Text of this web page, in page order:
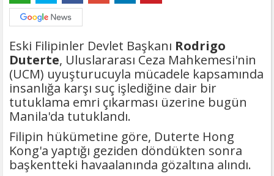
Eski Filipinler Devlet Başkanı Rodrigo
Duterte, Uluslararası Ceza Mahkemesi'nin
(UCM) uyuşturucuyla mücadele kapsamında
insanlığa karşı suç işlediğine dair bir
tutuklama emri çıkarması üzerine bugün
Manila'da tutuklandı.
Filipin hükümetine göre, Duterte Hong
Kong'a yaptığı geziden döndükten sonra
başkentteki havaalanında gözaltına alındı.